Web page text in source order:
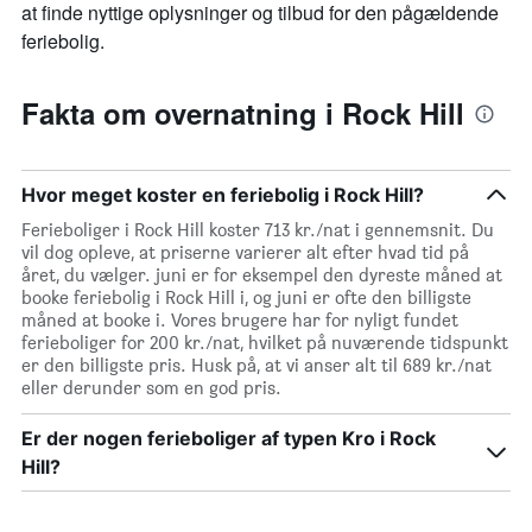
at finde nyttige oplysninger og tilbud for den pågældende
feriebolig.
Fakta om overnatning i Rock Hill
Hvor meget koster en feriebolig i Rock Hill?
Ferieboliger i Rock Hill koster 713 kr./nat i gennemsnit. Du
vil dog opleve, at priserne varierer alt efter hvad tid på
året, du vælger. juni er for eksempel den dyreste måned at
booke feriebolig i Rock Hill i, og juni er ofte den billigste
måned at booke i. Vores brugere har for nyligt fundet
ferieboliger for 200 kr./nat, hvilket på nuværende tidspunkt
er den billigste pris. Husk på, at vi anser alt til 689 kr./nat
eller derunder som en god pris.
Er der nogen ferieboliger af typen Kro i Rock
Hill?